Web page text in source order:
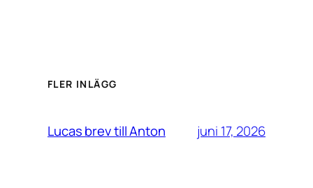
FLER INLÄGG
Lucas brev till Anton juni 17, 2026